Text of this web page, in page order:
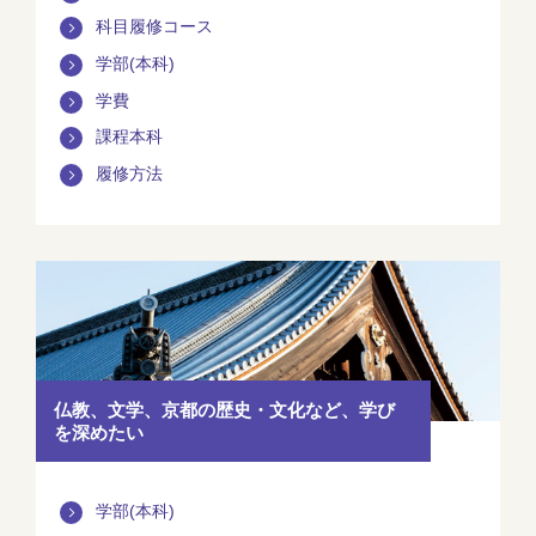
科目履修コース
学部(本科)
学費
課程本科
履修方法
仏教、文学、京都の歴史・文化など、学び
を深めたい
学部(本科)